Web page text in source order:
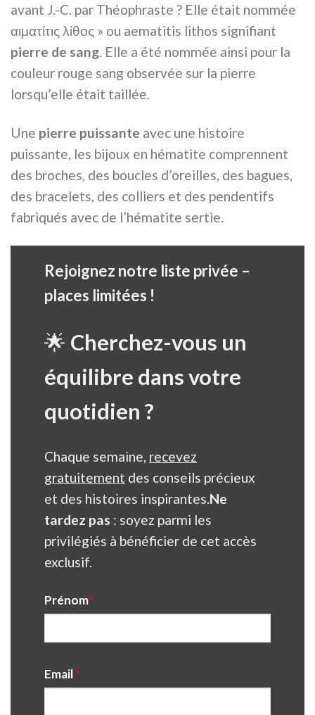
avant J.-C. par Théophraste ? Elle était nommée
αιματίτις λίθος » ou aematitis lithos signifiant
pierre de sang. Elle a été nommée ainsi pour la
couleur rouge sang observée sur la pierre
lorsqu’elle était taillée.
Une pierre puissante avec une histoire
puissante, les bijoux en hématite comprennent
des broches, des boucles d’oreilles, des bagues,
des bracelets, des colliers et des pendentifs
fabriqués avec de l’hématite sertie.
Rejoignez notre liste privée –
places limitées !
🌟 Cherchez-vous un
équilibre dans votre
quotidien ?
Chaque semaine, recevez
gratuitement des conseils précieux
et des histoires inspirantes. Ne
tardez pas : soyez parmi les
privilégiés à bénéficier de cet accès
exclusif.
Prénom*
Email*